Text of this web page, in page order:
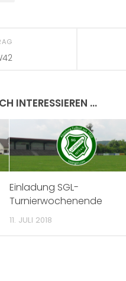
INTERESSIEREN …
Einladung SGL-
Turnierwochenende
11. JULI 2018